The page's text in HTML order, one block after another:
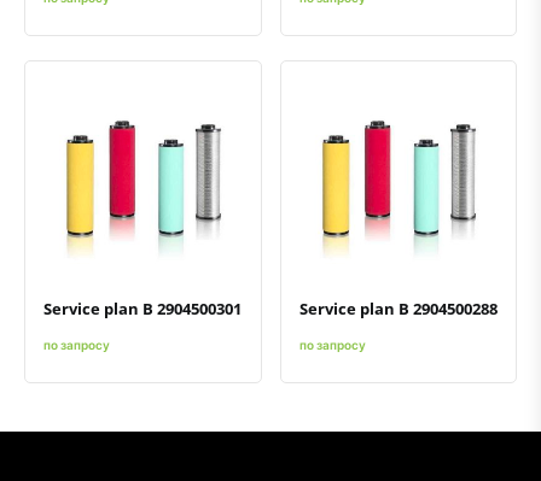
Добавить к сравнению
Добавить в избранное
Service plan B 2904500301
по запросу
Добавить к сравнению
Добавить в избранное
Service plan B 2904500288
по запросу